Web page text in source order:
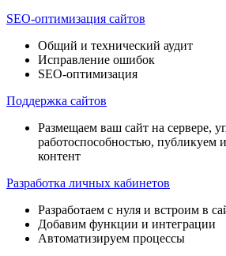
SEO-оптимизация сайтов
Общий и технический аудит
Исправление ошибок
SEO-оптимизация
Поддержка сайтов
Размещаем ваш сайт на сервере,
работоспособностью, публикуем
контент
Разработка личных кабинетов
Разработаем с нуля и встроим в
Добавим функции и интеграции
Автоматизируем процессы